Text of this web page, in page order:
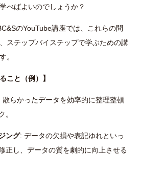
べばよいのでしょうか？
のYouTube講座では、これらの問
ステップバイステップで学ぶための講
。
こと（例）】
散らかったデータを効率的に整理整頓
。
ング: データの欠損や表記ゆれといっ
正し、データの質を劇的に向上させる